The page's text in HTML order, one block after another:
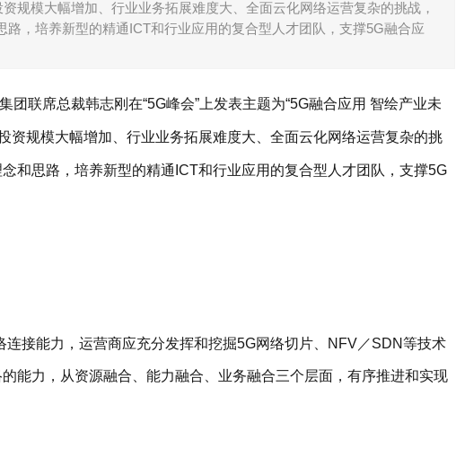
规模大幅增加、行业业务拓展难度大、全面云化网络运营复杂的挑战，
，培养新型的精通ICT和行业应用的复合型人才团队，支撑5G融合应
联席总裁韩志刚在“5G峰会”上发表主题为“5G融合应用 智绘产业未
资规模大幅增加、行业业务拓展难度大、全面云化网络运营复杂的挑
和思路，培养新型的精通ICT和行业应用的复合型人才团队，支撑5G
接能力，运营商应充分发挥和挖掘5G网络切片、NFV／SDN等技术
能力，从资源融合、能力融合、业务融合三个层面，有序推进和实现